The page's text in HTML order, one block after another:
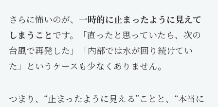
さらに怖いのが、 一時的に止まったように見えて
しまうことです。「直ったと思っていたら、次の
台風で再発した」「内部では水が回り続けてい
た」というケースも少なくありません。
つまり、“止まったように見える”ことと、“本当に